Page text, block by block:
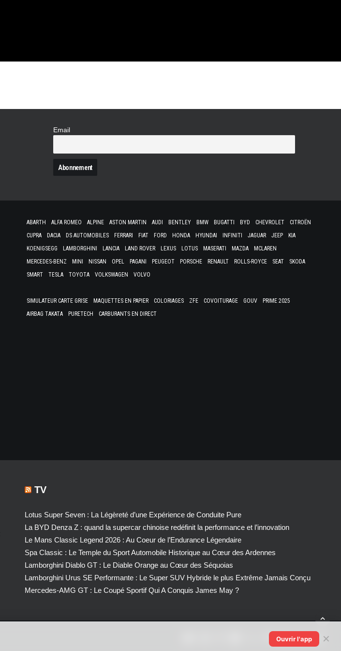
Email
ABARTH ALFA ROMEO ALPINE ASTON MARTIN AUDI BENTLEY BMW BUGATTI BYD CHEVROLET
CITROËN
CUPRA
DACIA DS AUTOMOBILES FERRARI FIAT FORD HONDA HYUNDAI INFINITI JAGUAR JEEP
KIA
KOENIGSEGG
LAMBORGHINI LANCIA LAND ROVER LEXUS LOTUS MASERATI MAZDA
MCLAREN
MERCEDES-BENZ
MINI NISSAN OPEL PAGANI PEUGEOT PORSCHE RENAULT ROLLS-ROYCE SEAT
SKODA
SMART
TESLA TOYOTA VOLKSWAGEN VOLVO
SIMULATEUR CARTE GRISE MAQUETTES EN PAPIER COLORIAGES ZFE COVOITURAGE GOUV
PRIME 2025
AIRBAG TAKATA
PURETECH CARBURANTS EN DIRECT
TV
Lotus Super Seven : La Légèreté d’une Expérience de Conduite Pure
La BYD Denza Z : quand la supercar chinoise redéfinit la performance et l’innovation
Le Mans Classic Legend 2026 : Au Coeur de l’Endurance Légendaire
Spa Classic : Le Temple du Sport Automobile Historique au Cœur des Ardennes
Lamborghini Diablo GT : Le Diable Orange au Cœur des Séquoias
Lamborghini Urus SE Performante : Le Super SUV Hybride le plus Extrême Jamais Conçu
Mercedes-AMG GT : Le Coupé Sportif Qui A Conquis James May ?
Ouvrir l'app ✕